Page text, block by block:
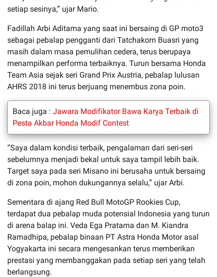
setiap sesinya,” ujar Mario.
Fadillah Arbi Aditama yang saat ini bersaing di GP moto3
sebagai pebalap pengganti dari Tatchakorn Buasri yang
masih dalam masa pemulihan cedera, terus berupaya
menampilkan performa terbaiknya. Turun bersama Honda
Team Asia sejak seri Grand Prix Austria, pebalap lulusan
AHRS 2018 ini terus berjuang menembus zona poin.
Baca juga : Jawara Modifikator Bawa Karya Terbaik di
Pesta Akbar Honda Modif Contest
“Saya dalam kondisi terbaik, pengalaman dari seri-seri
sebelumnya menjadi bekal untuk saya tampil lebih baik.
Target saya pada seri Misano ini berusaha untuk bersaing
di zona poin, mohon dukungannya selalu,” ujar Arbi.
Sementara di ajang Red Bull MotoGP Rookies Cup,
terdapat dua pebalap muda potensial Indonesia yang turun
di arena balap ini. Veda Ega Pratama dan M. Kiandra
Ramadhipa, pebalap binaan PT Astra Honda Motor asal
Yogyakarta ini secara mengesankan terus memberikan
prestasi yang membanggakan pada setiap seri yang telah
berlangsung.